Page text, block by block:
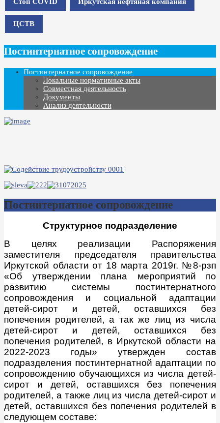
ЦСТВ
Постинтернатное сопровождение
Постинтернатное сопровождение
Локальные нормативные акты
Совместная деятельность
Документы
Анализ деятельности
Постинтернатное сопровождение
Структурное подразделение
В целях реализации Распоряжения
заместителя председателя правительства
Иркутской области от 18 марта 2019г. №8-рзп
«Об утверждении плана мероприятий по
развитию системы постинтернатного
сопровождения и социальной адаптации
детей-сирот и детей, оставшихся без
попечения родителей, а так же лиц из числа
детей-сирот и детей, оставшихся без
попечения родителей, в Иркутской области на
2022-2023 годы» утвержден состав
подразделения постинтернатной адаптации по
сопровождению обучающихся из числа детей-
сирот и детей, оставшихся без попечения
родителей, а также лиц из числа детей-сирот и
детей, оставшихся без попечения родителей в
следующем составе: